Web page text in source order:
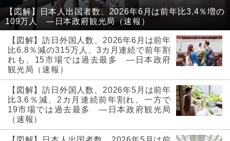
【図解】日本人出国者数、2026年6月は前年比3.4％増の
109万人 ―日本政府観光局（速報）
【図解】訪日外国人数、2026年6月は前年
比6.8％減の315万人、3カ月連続で前年割
れも、15市場では過去最多 ―日本政府
観光局（速報）
【図解】訪日外国人数、2026年5月は前年
比3.6％減、2カ月連続前年割れ、一方で
19市場では過去最多 ―日本政府観光局
（速報）